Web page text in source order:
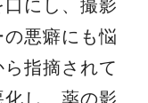
にし、撮影
悪癖にも悩
指摘されて
し、薬の影